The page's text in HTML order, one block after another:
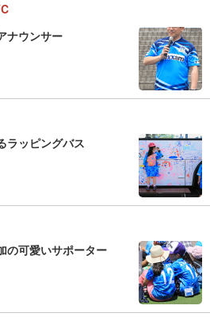
ナウンサー
ラッピングバス
の可愛いサポーター